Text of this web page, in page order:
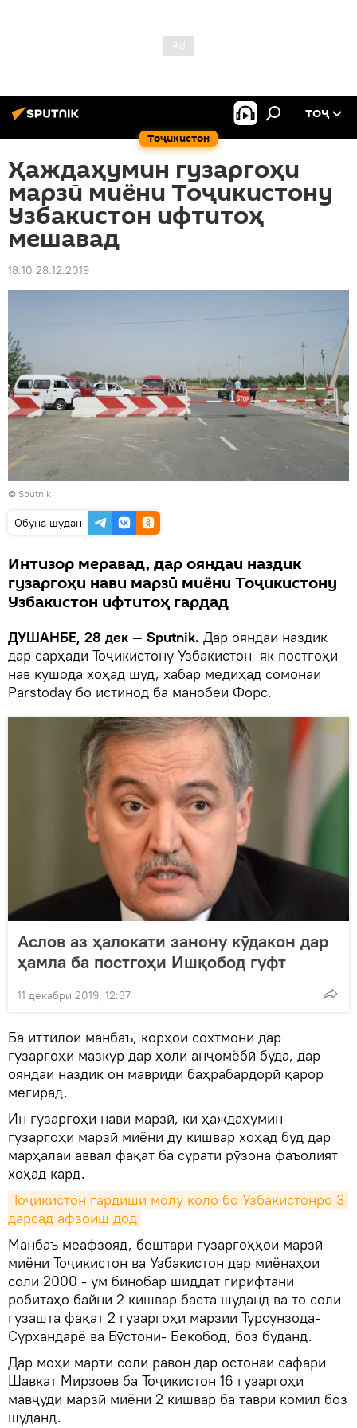
Тоҷикистон
ТОҶ
Ҳаждаҳумин гузаргоҳи
марзӣ миёни Тоҷикистону
Узбакистон ифтитоҳ
мешавад
18:10 28.12.2019
© Sputnik
Обуна шудан
Интизор меравад, дар ояндаи наздик
гузаргоҳи нави марзӣ миёни Тоҷикистону
Узбакистон ифтитоҳ гардад
ДУШАНБЕ, 28 дек — Sputnik. Дар ояндаи наздик
дар сарҳади Тоҷикистону Узбакистон як постгоҳи
нав кушода хоҳад шуд, хабар медиҳад сомонаи
Parstoday бо истинод ба манобеи Форс.
Аслов аз ҳалокати занону кӯдакон дар
ҳамла ба постгоҳи Ишқобод гуфт
11 декабри 2019, 12:37
Ба иттилои манбаъ, корҳои сохтмонӣ дар
гузаргоҳи мазкур дар ҳоли анҷомёбӣ буда, дар
ояндаи наздик он мавриди баҳрабардорӣ қарор
мегирад.
Ин гузаргоҳи нави марзӣ, ки ҳаждаҳумин
гузаргоҳи марзӣ миёни ду кишвар хоҳад буд дар
марҳалаи аввал фақат ба сурати рӯзона фаъолият
хоҳад кард.
Тоҷикистон гардиши молу коло бо Узбакистонро 3
дарсад афзоиш дод
Манбаъ меафзояд, бештари гузаргоҳҳои марзӣ
миёни Тоҷикистон ва Узбакистон дар миёнаҳои
соли 2000 - ум бинобар шиддат гирифтани
робитаҳо байни 2 кишвар баста шуданд ва то соли
гузашта фақат 2 гузаргоҳи марзии Турсунзода-
Сурхандарё ва Бӯстони- Бекобод, боз буданд.
Дар моҳи марти соли равон дар остонаи сафари
Шавкат Мирзоев ба Тоҷикистон 16 гузаргоҳи
мавҷуди марзӣ миёни 2 кишвар ба таври комил боз
шуданд.